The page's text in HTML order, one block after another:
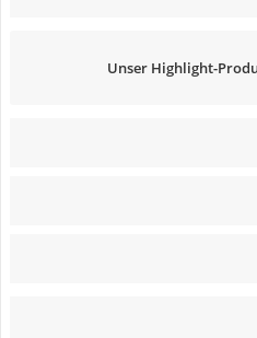
Unser Highlight-